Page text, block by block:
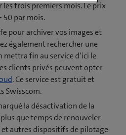
les trois premiers mois. Le prix
50 par mois.
pour archiver vos images et
également rechercher une
fin au service d’ici le
clients privés peuvent opter
. Ce service est gratuit et
Swisscom.
la désactivation de la
que temps de renouveler
et autres dispositifs de pilotage